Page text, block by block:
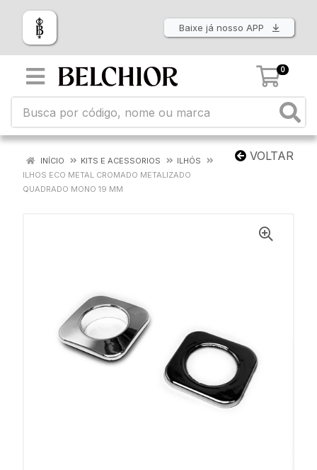
Baixe já nosso APP
0
VOLTAR
INÍCIO KITS E ACESSORIOS
ILHÓS
ILHOS ECO METAL CROMADO METALIZADO
QUADRADO MONO 19 MM